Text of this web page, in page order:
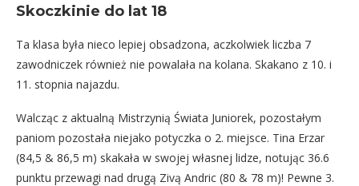
Skoczkinie do lat 18
Ta klasa była nieco lepiej obsadzona, aczkolwiek liczba 7
zawodniczek również nie powalała na kolana. Skakano z 10. i
11. stopnia najazdu.
Walcząc z aktualną Mistrzynią Świata Juniorek, pozostałym
paniom pozostała niejako potyczka o 2. miejsce. Tina Erzar
(84,5 & 86,5 m) skakała w swojej własnej lidze, notując 36.6
punktu przewagi nad drugą Zivą Andric (80 & 78 m)! Pewne 3.